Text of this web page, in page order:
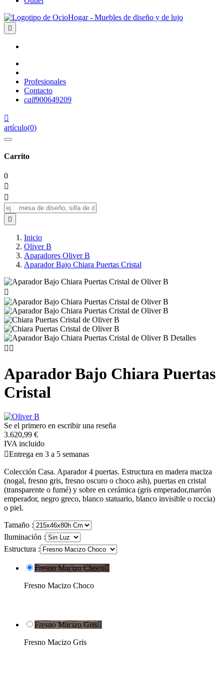

Profesionales
Contacto
call900649209

artículo(0)
Carrito
0



Inicio
Oliver B
Aparadores Oliver B
Aparador Bajo Chiara Puertas Cristal

 
Aparador Bajo Chiara Puertas
Cristal
Se el primero en escribir una reseña
3.620,99 €
IVA incluido
Entrega en 3 a 5 semanas
Colección Casa. Aparador 4 puertas. Estructura en madera maciza
(nogal, fresno gris, fresno oscuro o choco ash), puertas en cristal
(transparente o fumé) y sobre en cerámica (gris emperador,marrón
emperador, negro greco, blanco statuario, blanco invisible o roccia)
o piel.
Tamaño :
Iluminación :
Estructura :
Fresno Macizo Choco
Fresno Macizo Choco
Fresno Macizo Gris
Fresno Macizo Gris